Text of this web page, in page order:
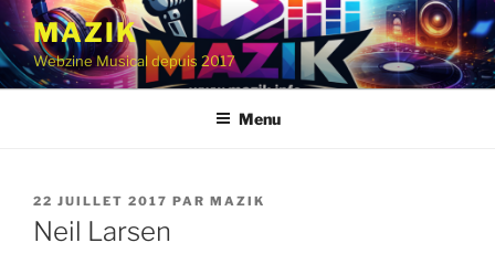
Aller
contenu
principal
MAZIK
Webzine Musical depuis 2017
Menu
PUBLIÉ
LE
22 JUILLET 2017 PAR MAZIK
Neil Larsen